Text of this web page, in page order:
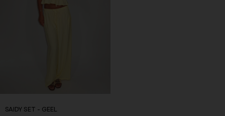
SAIDY SET - GEEL